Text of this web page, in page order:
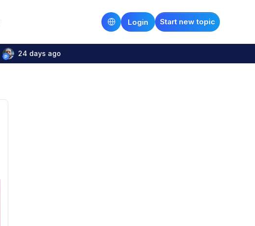
Start new topic
Login
24 days ago